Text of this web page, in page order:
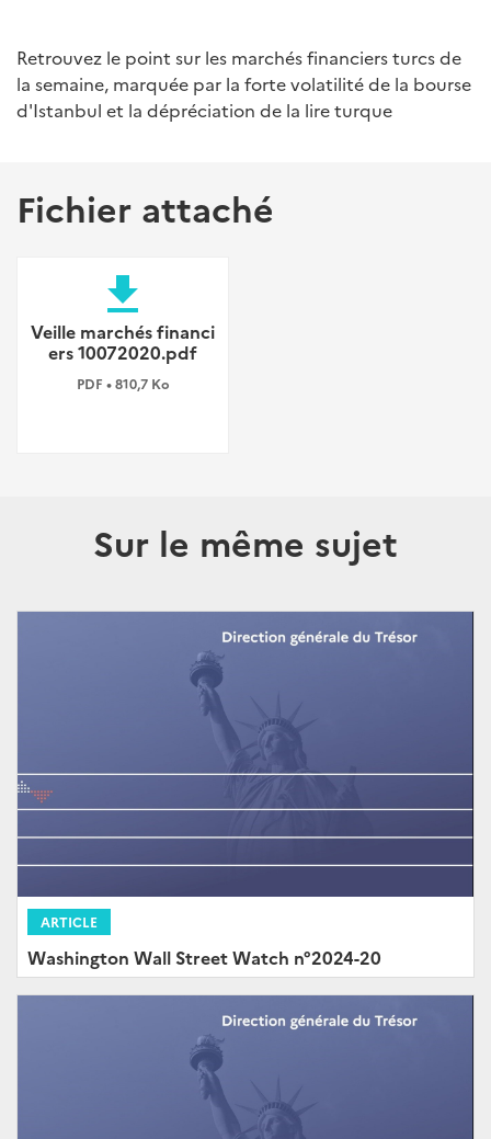
Retrouvez le point sur les marchés financiers turcs de
la semaine, marquée par la forte volatilité de la bourse
d'Istanbul et la dépréciation de la lire turque
Fichier attaché
file_download
Veille marchés financi
ers 10072020.pdf
PDF • 810,7 Ko
Sur le même sujet
ARTICLE
Washington Wall Street Watch n°2024-20